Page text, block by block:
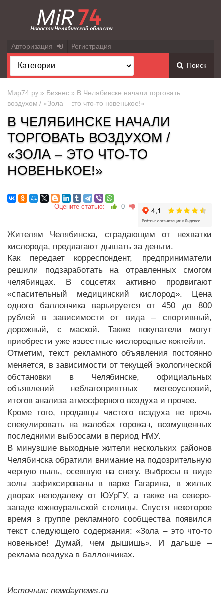
Авторизация Регистрация
Поиск
Мир74.ру » Бизнес » В Челябинске начали торговать
воздухом / «Зола – это что-то новенькое!»
В ЧЕЛЯБИНСКЕ НАЧАЛИ
ТОРГОВАТЬ ВОЗДУХОМ /
«ЗОЛА – ЭТО ЧТО-ТО
НОВЕНЬКОЕ!»
Оцените статью: 0
Жителям Челябинска, страдающим от нехватки
кислорода, предлагают дышать за деньги.
Как передает корреспондент, предприниматели
решили подзаработать на отравленных смогом
челябинцах. В соцсетях активно продвигают
«спасительный медицинский кислород». Цена
одного баллончика варьируется от 450 до 800
рублей в зависимости от вида – спортивный,
дорожный, с маской. Также покупатели могут
приобрести уже известные кислородные коктейли.
Отметим, текст рекламного объявления постоянно
меняется, в зависимости от текущей экологической
обстановки в Челябинске, официальных
объявлений неблагоприятных метеоусловий,
итогов анализа атмосферного воздуха и прочее.
Кроме того, продавцы чистого воздуха не прочь
спекулировать на жалобах горожан, возмущенных
последними выбросами в период НМУ.
В минувшие выходные жители нескольких районов
Челябинска обратили внимание на подозрительную
черную пыль, осевшую на снегу. Выбросы в виде
золы зафиксированы в парке Гагарина, в жилых
дворах неподалеку от ЮУрГУ, а также на северо-
западе южноуральской столицы. Спустя некоторое
время в группе рекламного сообщества появился
текст следующего содержания: «Зола – это что-то
новенькое! Думай, чем дышишь». И дальше –
реклама воздуха в баллончиках.
Источник: newdaynews.ru